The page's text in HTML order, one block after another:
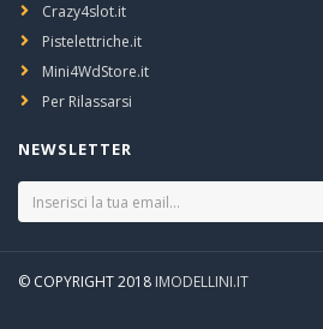
Crazy4slot.it
Pistelettriche.it
Mini4WdStore.it
Per Rilassarsi
NEWSLETTER
© COPYRIGHT 2018 IMODELLINI.IT